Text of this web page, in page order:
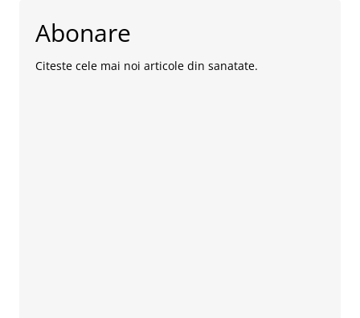
Abonare
Citeste cele mai noi articole din sanatate.